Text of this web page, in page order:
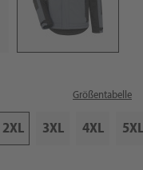
Größentabelle
2XL 3XL 4XL 5XL